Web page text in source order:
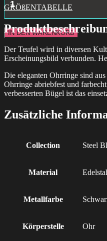
Butter
Deluxe
Tattoo
Aftercare
24x
Box
Menge
IN DEN WARENKORB
GRÖßENTABELLE
Der Teufel wird in diversen
Erscheinungsbild verbunden.
Die eleganten Ohrringe sind
Ohrringe abriebfest und
verbesserten Bügel ist das
Zusätzliche
Collection Steel
Material
Metallfarbe
Körperstelle Ohr